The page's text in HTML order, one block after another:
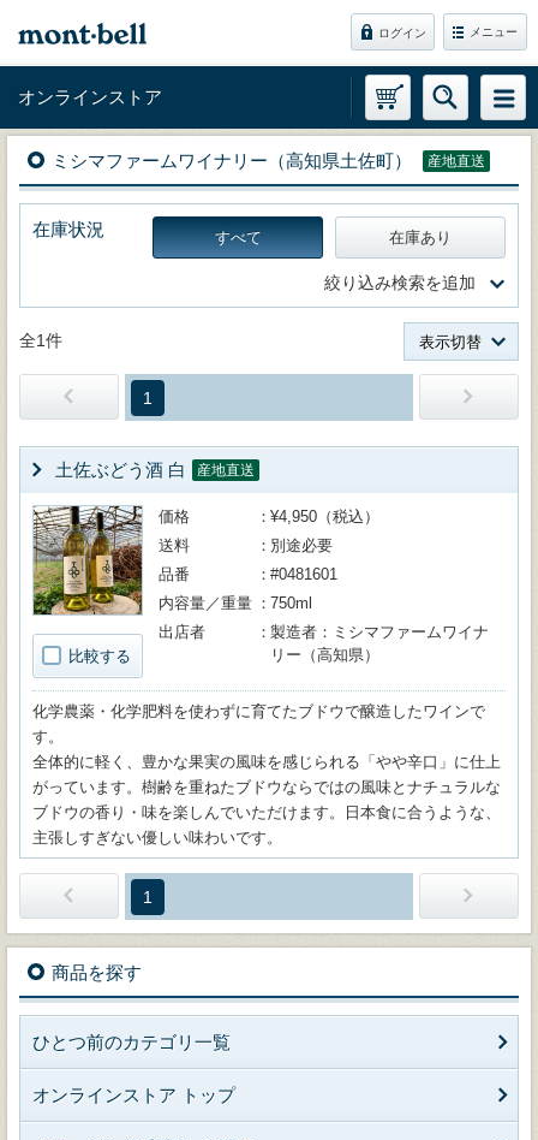
ログイン メニュー
オンラインストア
ミシマファームワイナリー（高知県土佐町） 産地直送
在庫状況 すべて 在庫あり
絞り込み検索を追加
全1件 表示切替
1
土佐ぶどう酒 白 産地直送
比較する
価格
¥4,950（税込）
送料
別途必要
品番
#0481601
内容量／重量
750ml
出店者
製造者：ミシマファームワイナ
リー（高知県）
化学農薬・化学肥料を使わずに育てたブドウで醸造したワインで
す。
全体的に軽く、豊かな果実の風味を感じられる「やや辛口」に仕上
がっています。樹齢を重ねたブドウならではの風味とナチュラルな
ブドウの香り・味を楽しんでいただけます。日本食に合うような、
主張しすぎない優しい味わいです。
1
商品を探す
ひとつ前のカテゴリ一覧
オンラインストア トップ